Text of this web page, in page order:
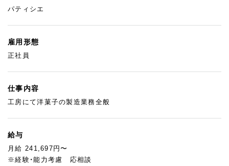
パティシエ
雇用形態
正社員
仕事内容
工房にて洋菓子の製造業務全般
給与
月給 241,697円〜
※経験・能力考慮 応相談